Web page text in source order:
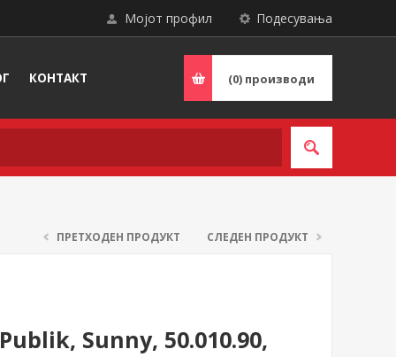
Подесувања
Мојот профил
КОНТАКТ (0) производи
ПРЕТХОДЕН ПРОДУКТ СЛЕДЕН ПРОДУКТ
Sunny, 50.010.90,